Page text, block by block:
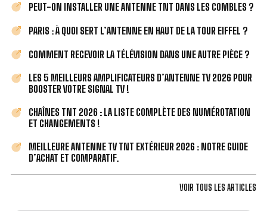
PEUT-ON INSTALLER UNE ANTENNE TNT DANS LES COMBLES ?
PARIS : À QUOI SERT L’ANTENNE EN HAUT DE LA TOUR EIFFEL ?
COMMENT RECEVOIR LA TÉLÉVISION DANS UNE AUTRE PIÈCE ?
LES 5 MEILLEURS AMPLIFICATEURS D’ANTENNE TV 2026 POUR
BOOSTER VOTRE SIGNAL TV !
CHAÎNES TNT 2026 : LA LISTE COMPLÈTE DES NUMÉROTATION
ET CHANGEMENTS !
MEILLEURE ANTENNE TV TNT EXTÉRIEUR 2026 : NOTRE GUIDE
D’ACHAT ET COMPARATIF.
VOIR TOUS LES ARTICLES